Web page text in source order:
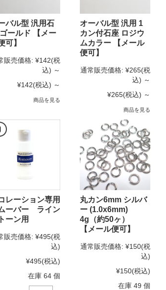
バル型 汎用石
ールド 【メー
可】
販売価格: ¥142(税
込) ～
¥142(税込) ～
商品を見る
オーバル型 汎用 1
カン付石座 ロジウ
ムカラー 【メール
便可】
通常販売価格: ¥265(税
込) ～
¥265(税込) ～
商品を見る
レーション専用
ーバー ライン
ーン用
販売価格: ¥495(税
込)
¥495(税込)
在庫 64 個
丸カン6mm シルバ
ー (1.0x6mm)
4g（約50ヶ）
【メール便可】
通常販売価格: ¥150(税
込)
¥150(税込)
在庫 49 個